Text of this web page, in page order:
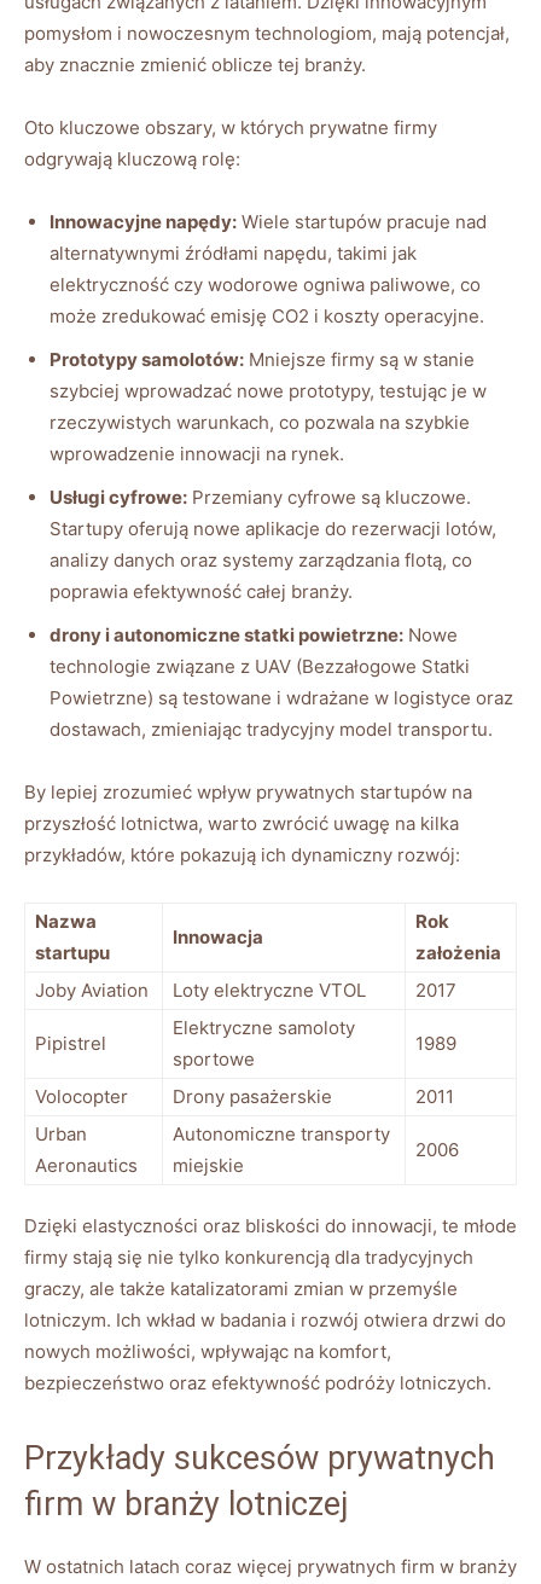
pomysłom i nowoczesnym technologiom, mają potencjał,
aby znacznie zmienić oblicze tej branży.
Oto kluczowe obszary, w których prywatne firmy
odgrywają kluczową rolę:
Innowacyjne napędy: Wiele startupów pracuje nad
alternatywnymi źródłami napędu, takimi jak
elektryczność czy wodorowe ogniwa paliwowe, co
może zredukować emisję CO2 i koszty operacyjne.
Prototypy samolotów: Mniejsze firmy są w stanie
szybciej wprowadzać nowe prototypy, testując je w
rzeczywistych warunkach, co pozwala na szybkie
wprowadzenie innowacji na rynek.
Usługi cyfrowe: Przemiany cyfrowe są kluczowe.
Startupy oferują nowe aplikacje do rezerwacji lotów,
analizy danych oraz systemy zarządzania flotą, co
poprawia efektywność całej branży.
drony i autonomiczne statki powietrzne: Nowe
technologie związane z UAV (Bezzałogowe Statki
Powietrzne) są testowane i wdrażane w logistyce oraz
dostawach, zmieniając tradycyjny model transportu.
By lepiej zrozumieć wpływ prywatnych startupów na
przyszłość lotnictwa, warto zwrócić uwagę na kilka
przykładów, które pokazują ich dynamiczny rozwój:
Nazwa
startupu
Innowacja
Rok
założenia
Joby Aviation
Loty elektryczne VTOL 2017
Pipistrel
Elektryczne samoloty
sportowe
1989
Volocopter Drony pasażerskie
2011
Urban
Aeronautics
Autonomiczne transporty
miejskie
2006
Dzięki elastyczności oraz bliskości do innowacji, te młode
firmy stają się nie tylko konkurencją dla tradycyjnych
graczy, ale także katalizatorami zmian w przemyśle
lotniczym. Ich wkład w badania i rozwój otwiera drzwi do
nowych możliwości, wpływając na komfort,
bezpieczeństwo oraz efektywność podróży lotniczych.
Przykłady sukcesów prywatnych
firm w branży lotniczej
W ostatnich latach coraz więcej prywatnych firm w branży